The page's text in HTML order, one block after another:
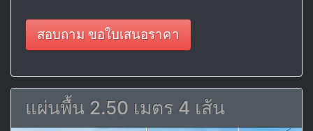
สอบถาม ขอใบเสนอราคา
แผ่นพื้น 2.50 เมตร 4 เส้น